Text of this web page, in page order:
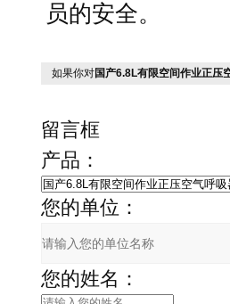
员的安全。
如果你对国产6.8L有限空间作业正压
留言框
产品：
您的单位：
您的姓名：